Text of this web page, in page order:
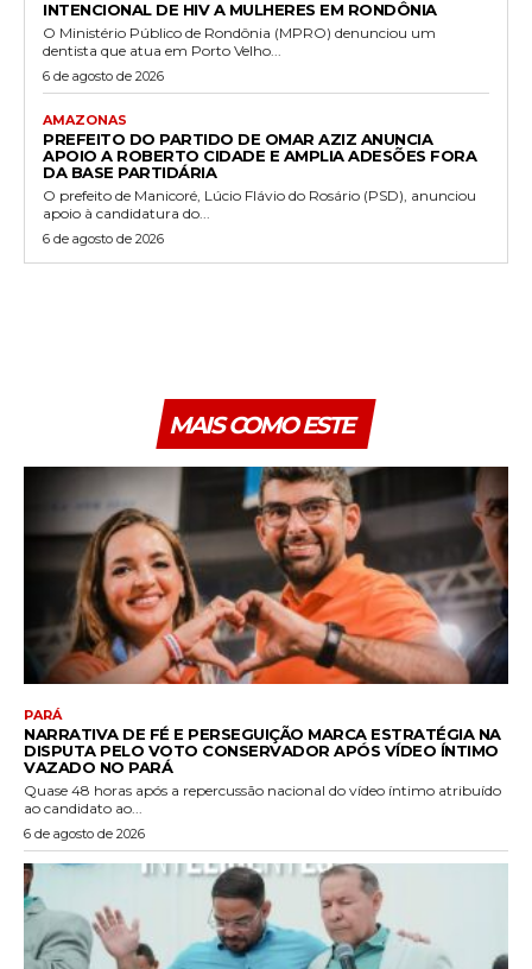
INTENCIONAL DE HIV A MULHERES EM RONDÔNIA
O Ministério Público de Rondônia (MPRO) denunciou um
dentista que atua em Porto Velho...
6 de agosto de 2026
AMAZONAS
PREFEITO DO PARTIDO DE OMAR AZIZ ANUNCIA
APOIO A ROBERTO CIDADE E AMPLIA ADESÕES FORA
DA BASE PARTIDÁRIA
O prefeito de Manicoré, Lúcio Flávio do Rosário (PSD), anunciou
apoio à candidatura do...
6 de agosto de 2026
MAIS COMO ESTE
PARÁ
NARRATIVA DE FÉ E PERSEGUIÇÃO MARCA ESTRATÉGIA NA
DISPUTA PELO VOTO CONSERVADOR APÓS VÍDEO ÍNTIMO
VAZADO NO PARÁ
Quase 48 horas após a repercussão nacional do vídeo íntimo atribuído
ao candidato ao...
6 de agosto de 2026